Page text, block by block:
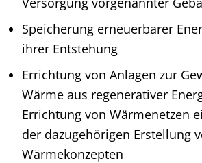
Speicherung erneuerbarer
ihrer Entstehung
Errichtung von Anlagen zur
Wärme aus regenerativer
Errichtung von Wärmenetzen
der dazugehörigen Erstellung
Wärmekonzepten